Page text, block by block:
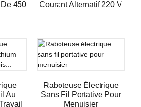
450
Courant Alternatif 220 V
Au
Raboteuse Électrique
Sans Fil Portative Pour
Menuisier